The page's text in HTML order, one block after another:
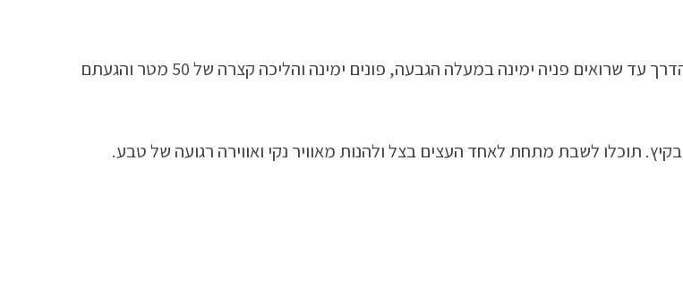
כתגיעו למקום שהוויז כיוון אותכם, תחנו את הרכב ותמשיכו ברגל במעלה הדרך עד שרואים פניה ימינה במעלה הגבעה, פונים ימינה והליכה קצרה של 50 מטר והגעתם
תוכלו לשבת מתחת לאחד העצים בצל ולהנות מאוויר נקי ואווירה רגועה של טבע.